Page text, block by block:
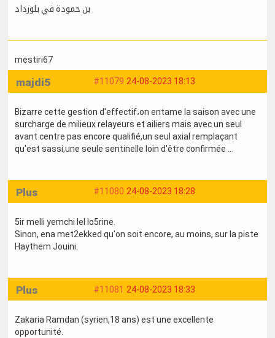
بن حمودة في بلوزداد
mestiri67
#11079 24-08-2023 18:13
majdi5
Bizarre cette gestion d'effectif،on entame la saison avec une
surcharge de milieux relayeurs et ailiers mais avec un seul
avant centre pas encore qualifié,un seul axial remplaçant
qu'est sassi,une seule sentinelle loin d'être confirmée ...
#11080 24-08-2023 18:28
Plus
5ir melli yemchi lel lo5rine.
Sinon, ena met2ekked qu'on soit encore, au moins, sur la piste
Haythem Jouini.
#11081 24-08-2023 18:33
Plus
Zakaria Ramdan (syrien,18 ans) est une excellente
opportunité.